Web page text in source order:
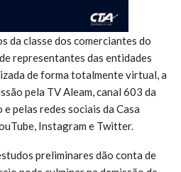
da classe dos comerciantes do
representantes das entidades
de forma totalmente virtual, a
pela TV Aleam, canal 603 da
pelas redes sociais da Casa
Instagram e Twitter.
preliminares dão conta de